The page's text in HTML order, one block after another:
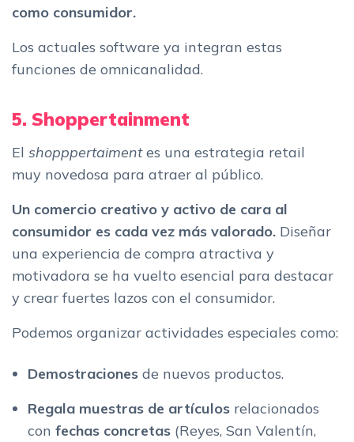
como consumidor.
Los actuales software ya integran estas
funciones de omnicanalidad.
5. Shoppertainment
El shopppertaimentes una estrategia retail
muy novedosa para atraer al público.
Un comercio creativo y activo de cara al
consumidor es cada vez más valorado. Diseñar
una experiencia de compra atractiva y
motivadora se ha vuelto esencial para destacar
y crear fuertes lazos con el consumidor.
Podemos organizar actividades especiales como:
Demostraciones de nuevos productos.
Regala muestras de artículos relacionados
con fechas concretas (Reyes, San Valentín,